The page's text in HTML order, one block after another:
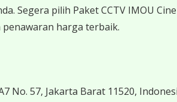
Segera pilih Paket CCTV IMOU
harga terbaik.
No. 57, Jakarta Barat 11520,